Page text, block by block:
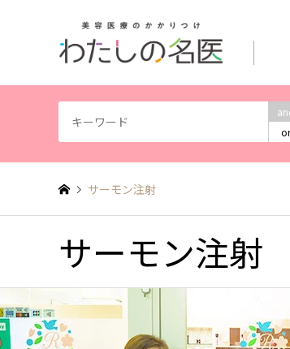
or
サーモン注射
サーモン注射